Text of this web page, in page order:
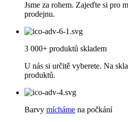
Jsme za rohem. Zajeďte si pro
prodejnu.
3 000+ produktů skladem
U nás si určitě vyberete. Na
produktů.
Barvy mícháme na počkání